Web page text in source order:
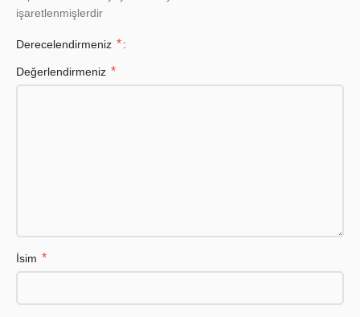
işaretlenmişlerdir
Derecelendirmeniz *
Değerlendirmeniz *
İsim *